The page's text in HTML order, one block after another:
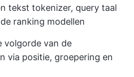
tekst tokenizer, query taal
ranking modellen
volgorde van de
via positie, groepering en